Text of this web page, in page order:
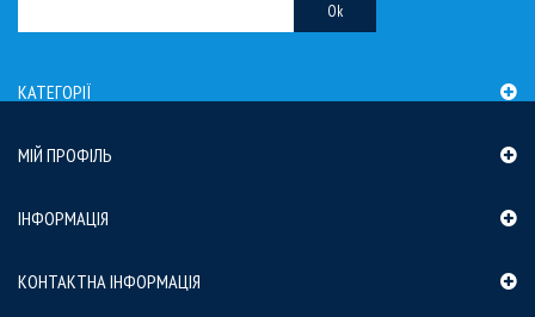
Ok
КАТЕГОРІЇ
МІЙ ПРОФІЛЬ
ІНФОРМАЦІЯ
КОНТАКТНА ІНФОРМАЦІЯ